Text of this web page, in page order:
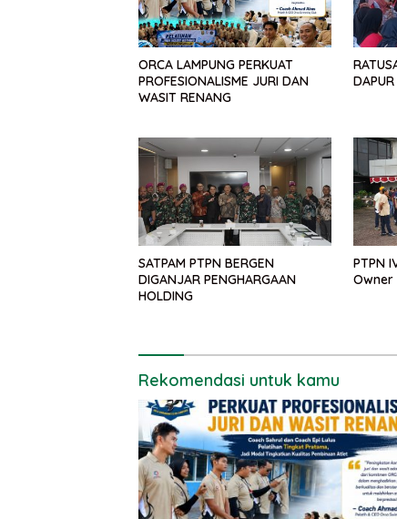
ORCA LAMPUNG PERKUAT
PROFESIONALISME JURI DAN
WASIT RENANG
SATPAM PTPN BERGEN
DIGANJAR PENGHARGAAN
HOLDING
PTPN
Owner
Rekomendasi untuk kamu